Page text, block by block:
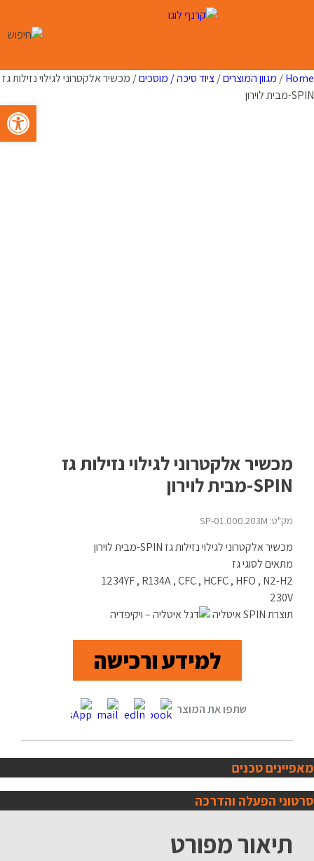
פתח
Home
/ מגוון המוצרים/ציוד סיכה / מוסכים/ מכשיר אלקטרוני לגילוי נזילות גז
SPIN-מבית לוירון
מכשיר אלקטרוני לגילוי נזילות גז
SPIN-מבית לוירון
מק"ט: SP-01.000.203M
מכשיר אלקטרוני לגילוי נזילות גז SPIN-מבית לוירון
מתאים לסוגי גז
1234YF , R134A , CFC , HCFC , HFO , N2-H2
230V
תוצרת SPIN איטליה
למידע ורכישה
מאפיינים טכנים
סרטוני הפעלה והדרכה
תיאור מפורט